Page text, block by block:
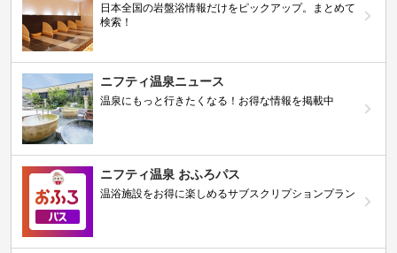
日本全国の岩盤浴情報だけをピックアップ。まとめて
検索！
ニフティ温泉ニュース
温泉にもっと行きたくなる！お得な情報を掲載中
ニフティ温泉 おふろパス
温浴施設をお得に楽しめるサブスクリプションプラン